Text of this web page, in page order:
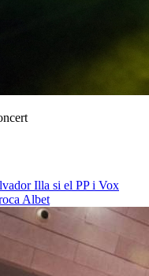
Illa si el PP i Vox
Albet